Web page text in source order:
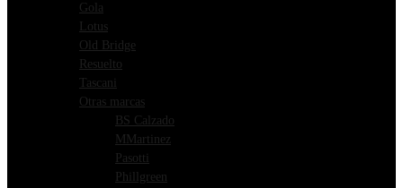
Gola
Lotus
Old Bridge
Resuelto
Tascani
Otras marcas
BS Calzado
MMartinez
Pasotti
Phillgreen